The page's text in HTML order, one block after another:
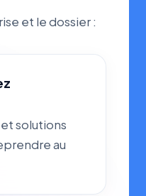
et le dossier :
solutions
au